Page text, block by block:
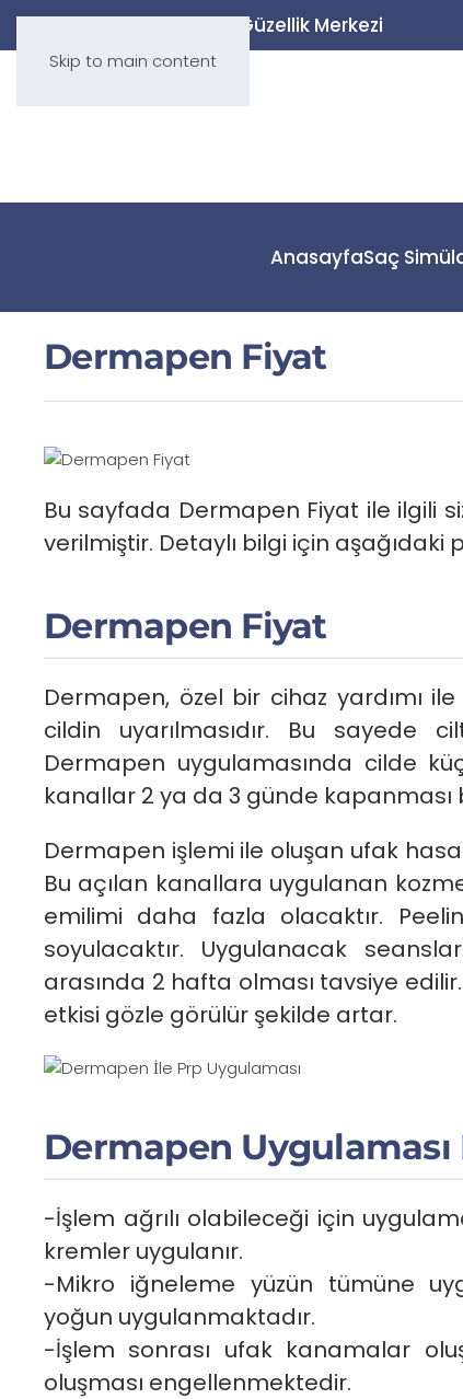
Skip to main content
Saç Simülasyonu ve Güzellik Merkezi
AnasayfaSaç
Dermapen Fiyat
Bu sayfada Dermapen Fiyat ile ilgili
verilmiştir. Detaylı bilgi için aşağıdaki
Dermapen Fiyat
Dermapen, özel bir cihaz yardımı
cildin uyarılmasıdır. Bu sayede
Dermapen uygulamasında cilde
kanallar 2 ya da 3 günde kapanması
Dermapen işlemi ile oluşan ufak
Bu açılan kanallara uygulanan
emilimi daha fazla olacaktır.
soyulacaktır. Uygulanacak
arasında 2 hafta olması tavsiye
etkisi gözle görülür şekilde artar.
Dermapen Uygulaması
-İşlem ağrılı olabileceği için
kremler uygulanır.
-Mikro iğneleme yüzün tümüne
yoğun uygulanmaktadır.
-İşlem sonrası ufak kanamalar
oluşması engellenmektedir.